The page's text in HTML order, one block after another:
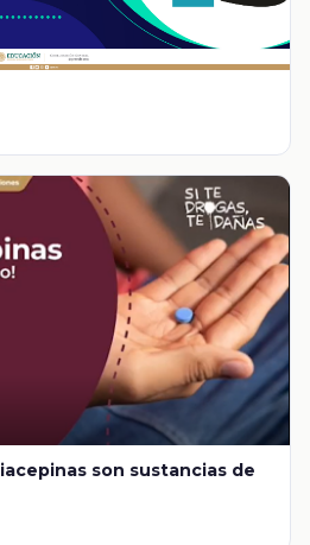
son sustancias de